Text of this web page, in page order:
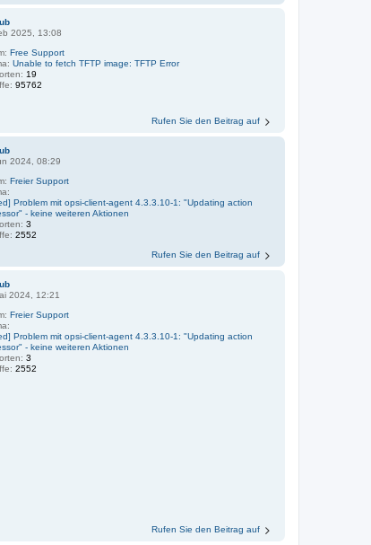
2025, 13:08
Free Support
Unable to fetch TFTP image: TFTP Error
19
95762
Rufen Sie den Beitrag auf
2024, 08:29
Freier Support
Problem mit opsi-client-agent 4.3.3.10-1: "Updating action
- keine weiteren Aktionen
3
2552
Rufen Sie den Beitrag auf
2024, 12:21
Freier Support
Problem mit opsi-client-agent 4.3.3.10-1: "Updating action
- keine weiteren Aktionen
3
2552
Rufen Sie den Beitrag auf